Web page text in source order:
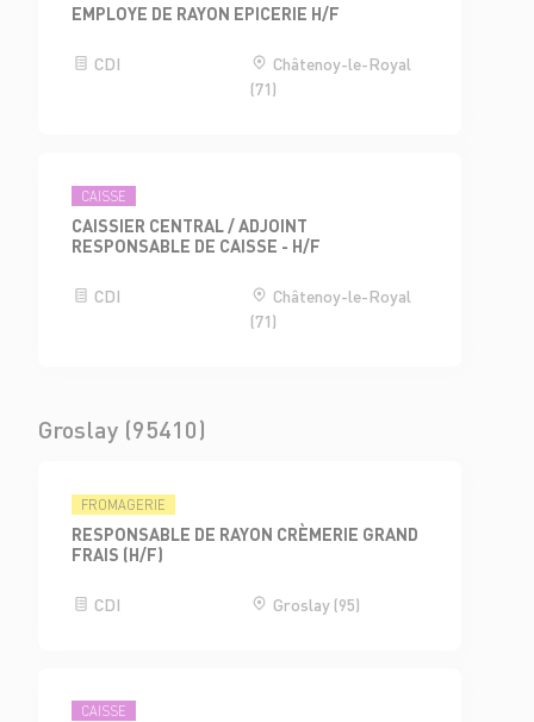
EMPLOYE DE RAYON EPICERIE H/F
CDI
Châtenoy-le-Royal
(71)
CAISSE
CAISSIER CENTRAL / ADJOINT
RESPONSABLE DE CAISSE - H/F
CDI
Châtenoy-le-Royal
(71)
Groslay (95410)
FROMAGERIE
RESPONSABLE DE RAYON CRÈMERIE GRAND
FRAIS (H/F)
CDI Groslay (95)
CAISSE